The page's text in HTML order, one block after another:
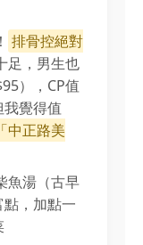
排骨控絕對
足，男生也
），CP值
覺得值
中正路美
魚湯（古早
，加點一